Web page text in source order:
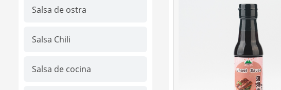
Salsa de ostra
Salsa Chili
Salsa de cocina